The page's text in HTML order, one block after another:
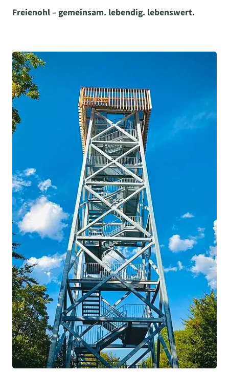
Freienohl – gemeinsam. lebendig. lebenswert.